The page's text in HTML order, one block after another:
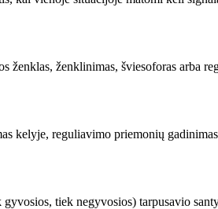
ženklinimas, šviesoforas arba
kelyje, reguliavimo priemonių
gyvosios, tiek negyvosios) tarpusavio